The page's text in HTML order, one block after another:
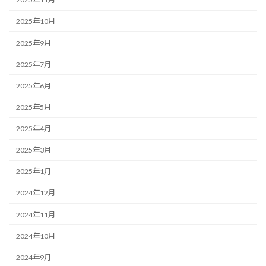
2025年10月
2025年9月
2025年7月
2025年6月
2025年5月
2025年4月
2025年3月
2025年1月
2024年12月
2024年11月
2024年10月
2024年9月